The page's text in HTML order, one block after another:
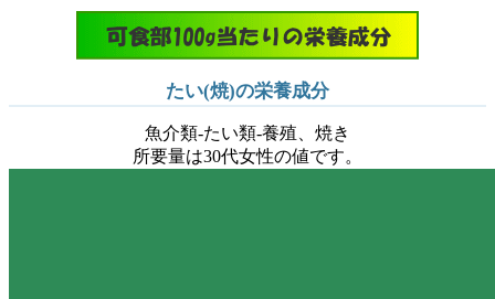
たい(焼)の栄養成分
魚介類-たい類-養殖、焼き
所要量は30代女性の値です。